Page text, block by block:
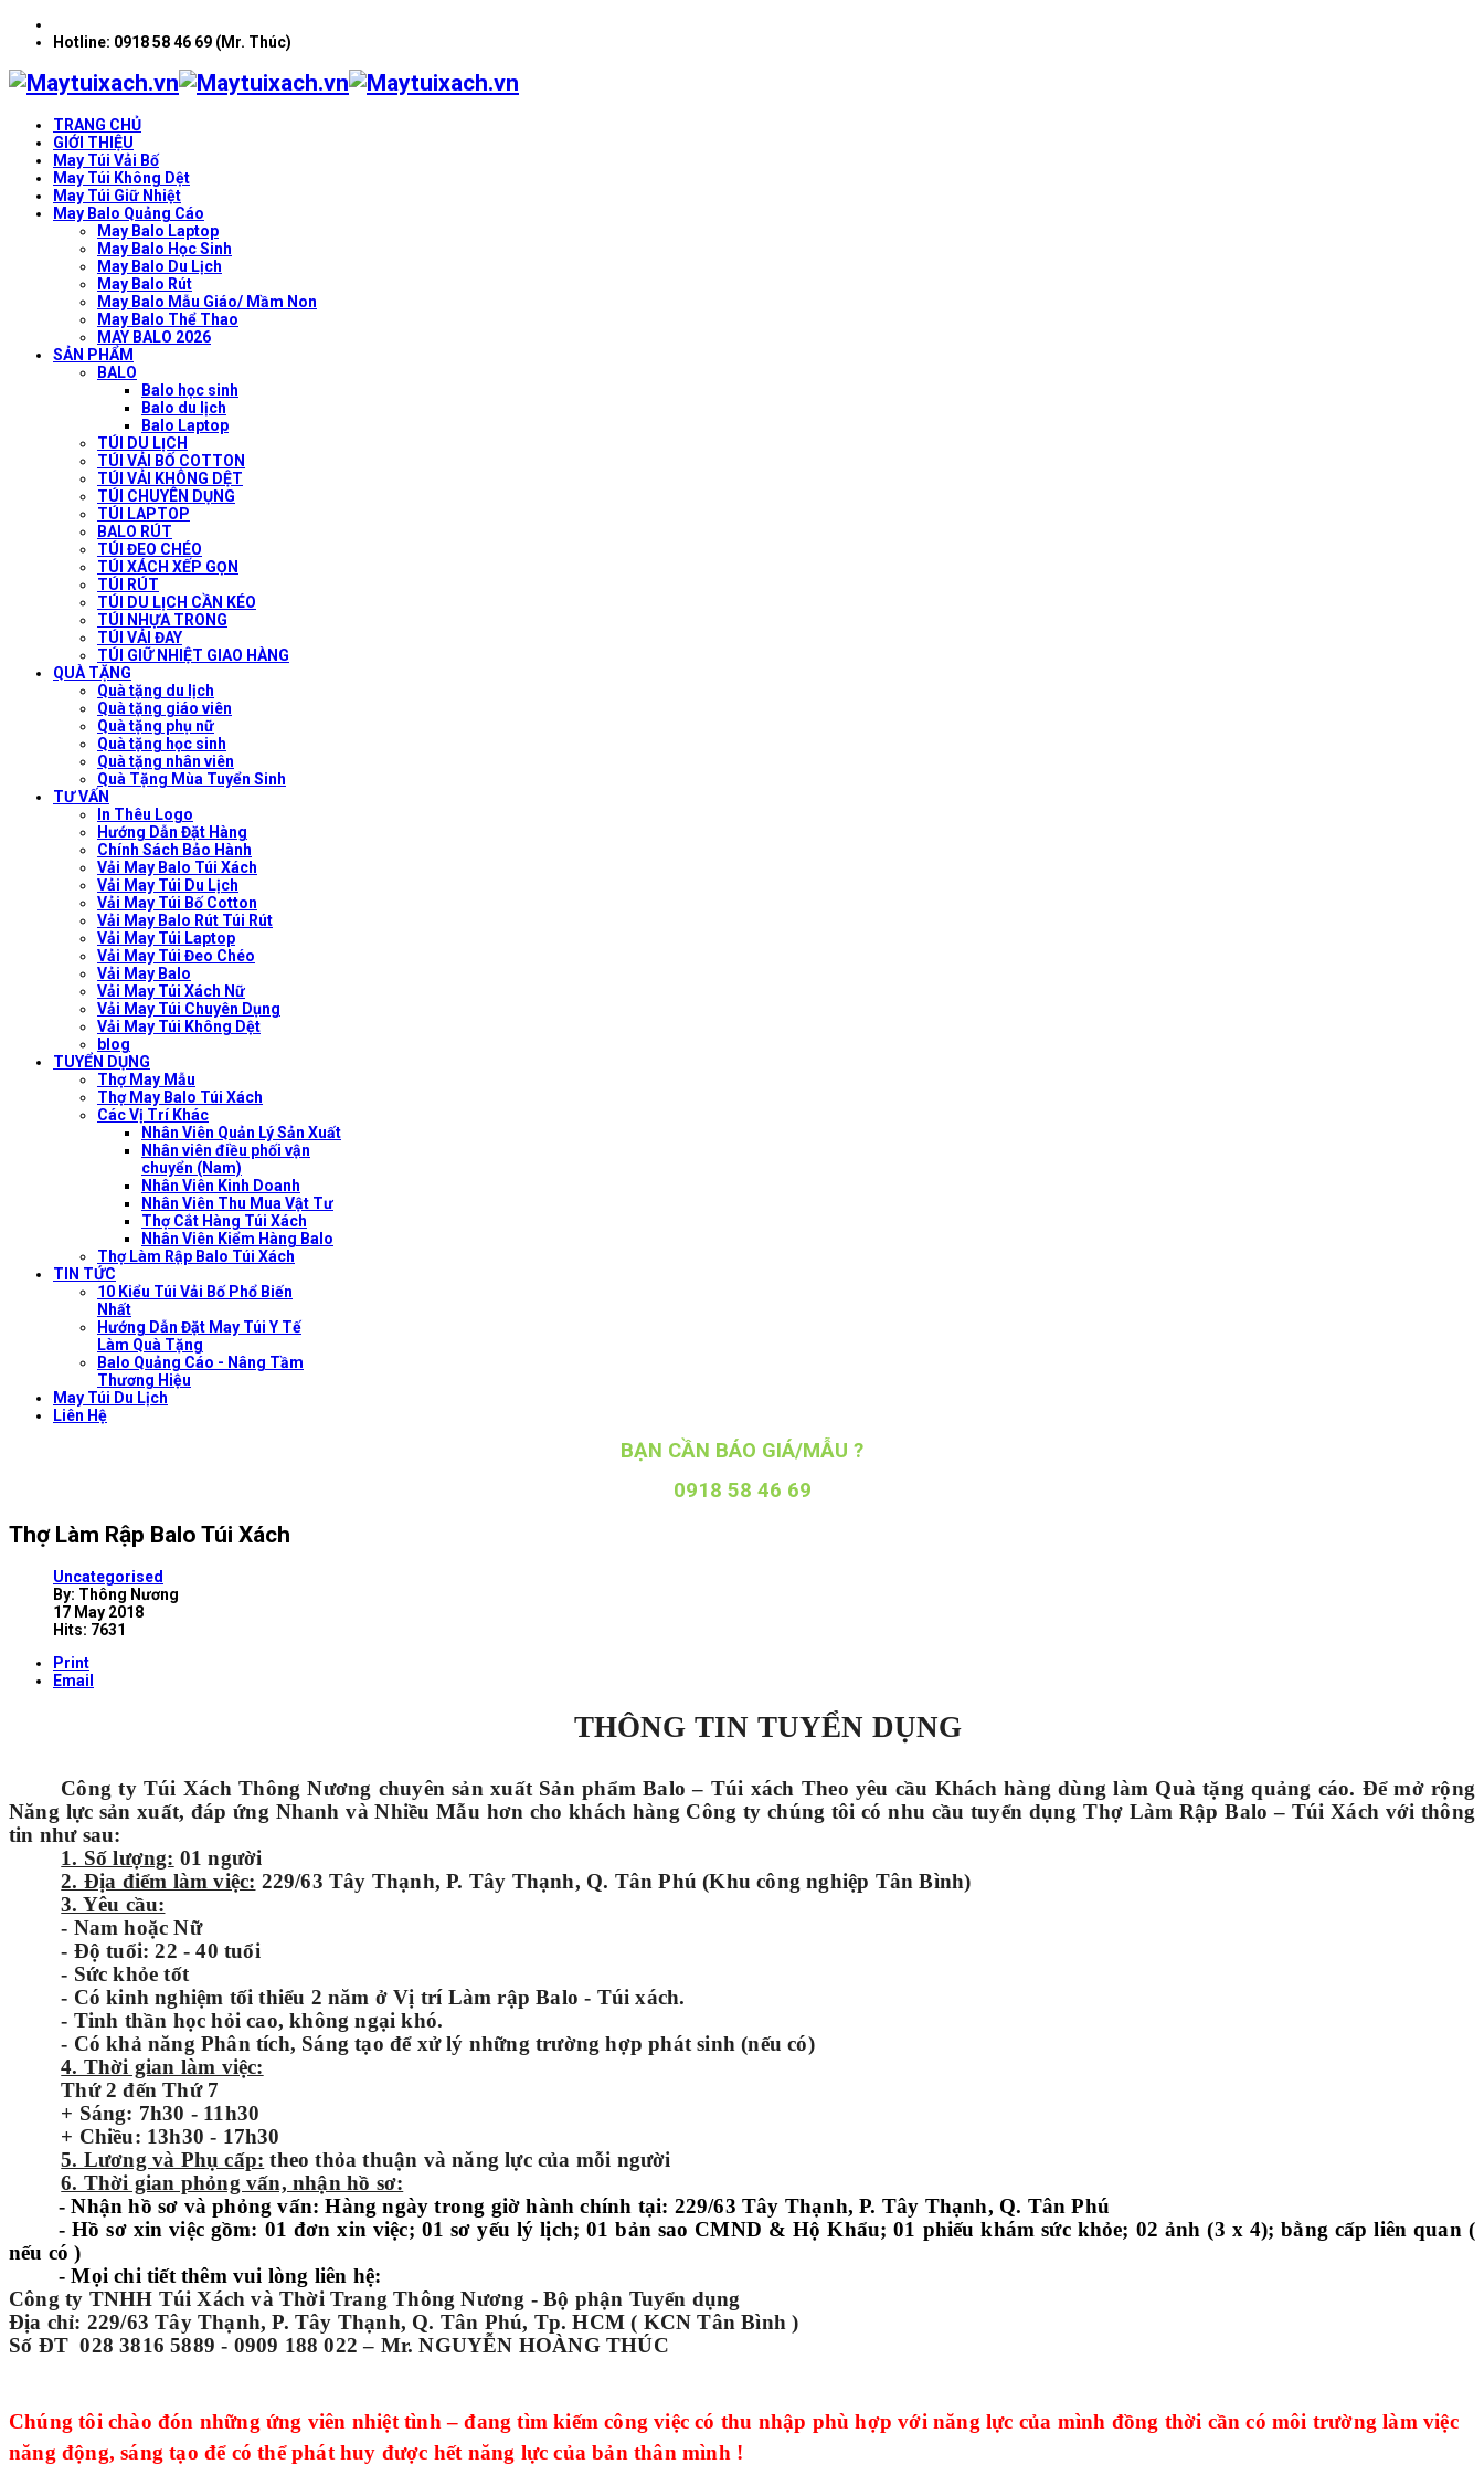
Hotline: 0918 58 46 69 (Mr. Thúc)
TRANG CHỦ
GIỚI THIỆU
May Túi Vải Bố
May Túi Không Dệt
May Túi Giữ Nhiệt
May Balo Quảng Cáo
May Balo Laptop
May Balo Học Sinh
May Balo Du Lịch
May Balo Rút
May Balo Mẫu Giáo/ Mầm Non
May Balo Thể Thao
MAY BALO 2026
SẢN PHẨM
BALO
Balo học sinh
Balo du lịch
Balo Laptop
TÚI DU LỊCH
TÚI VẢI BỐ COTTON
TÚI VẢI KHÔNG DỆT
TÚI CHUYÊN DỤNG
TÚI LAPTOP
BALO RÚT
TÚI ĐEO CHÉO
TÚI XÁCH XẾP GỌN
TÚI RÚT
TÚI DU LỊCH CẦN KÉO
TÚI NHỰA TRONG
TÚI VẢI ĐAY
TÚI GIỮ NHIỆT GIAO HÀNG
QUÀ TẶNG
Quà tặng du lịch
Quà tặng giáo viên
Quà tặng phụ nữ
Quà tặng học sinh
Quà tặng nhân viên
Quà Tặng Mùa Tuyển Sinh
TƯ VẤN
In Thêu Logo
Hướng Dẫn Đặt Hàng
Chính Sách Bảo Hành
Vải May Balo Túi Xách
Vải May Túi Du Lịch
Vải May Túi Bố Cotton
Vải May Balo Rút Túi Rút
Vải May Túi Laptop
Vải May Túi Đeo Chéo
Vải May Balo
Vải May Túi Xách Nữ
Vải May Túi Chuyên Dụng
Vải May Túi Không Dệt
blog
TUYỂN DỤNG
Thợ May Mẫu
Thợ May Balo Túi Xách
Các Vị Trí Khác
Nhân Viên Quản Lý Sản Xuất
Nhân viên điều phối vận
chuyển (Nam)
Nhân Viên Kinh Doanh
Nhân Viên Thu Mua Vật Tư
Thợ Cắt Hàng Túi Xách
Nhân Viên Kiểm Hàng Balo
Thợ Làm Rập Balo Túi Xách
TIN TỨC
10 Kiểu Túi Vải Bố Phổ Biến
Nhất
Hướng Dẫn Đặt May Túi Y Tế
Làm Quà Tặng
Balo Quảng Cáo - Nâng Tầm
Thương Hiệu
May Túi Du Lịch
Liên Hệ
BẠN CẦN BÁO GIÁ/MẪU ?
0918 58 46 69
Thợ Làm Rập Balo Túi Xách
Uncategorised
By: Thông Nương
17 May 2018
Hits: 7631
Print
Email
THÔNG TIN TUYỂN DỤNG
Công ty Túi Xách Thông Nương chuyên sản xuất Sản phẩm Balo – Túi xách Theo yêu cầu Khách hàng dùng làm Quà tặng quảng cáo. Để mở rộng
Năng lực sản xuất, đáp ứng Nhanh và Nhiều Mẫu hơn cho khách hàng Công ty chúng tôi có nhu cầu tuyển dụng Thợ Làm Rập Balo – Túi Xách với thông
tin như sau:
1. Số lượng: 01 người
2. Địa điểm làm việc: 229/63 Tây Thạnh, P. Tây Thạnh, Q. Tân Phú (Khu công nghiệp Tân Bình)
3. Yêu cầu:
- Nam hoặc Nữ
- Độ tuổi: 22 - 40 tuổi
- Sức khỏe tốt
- Có kinh nghiệm tối thiểu 2 năm ở Vị trí Làm rập Balo - Túi xách.
- Tinh thần học hỏi cao, không ngại khó.
- Có khả năng Phân tích, Sáng tạo để xử lý những trường hợp phát sinh (nếu có)
4. Thời gian làm việc:
Thứ 2 đến Thứ 7
+ Sáng: 7h30 - 11h30
+ Chiều: 13h30 - 17h30
5. Lương và Phụ cấp: theo thỏa thuận và năng lực của mỗi người
6. Thời gian phỏng vấn, nhận hồ sơ:
- Nhận hồ sơ và phỏng vấn: Hàng ngày trong giờ hành chính tại: 229/63 Tây Thạnh, P. Tây Thạnh, Q. Tân Phú
- Hồ sơ xin việc gồm: 01 đơn xin việc; 01 sơ yếu lý lịch; 01 bản sao CMND & Hộ Khẩu; 01 phiếu khám sức khỏe; 02 ảnh (3 x 4); bằng cấp liên quan (
nếu có )
- Mọi chi tiết thêm vui lòng liên hệ:
Công ty TNHH Túi Xách và Thời Trang Thông Nương - Bộ phận Tuyển dụng
Địa chỉ: 229/63 Tây Thạnh, P. Tây Thạnh, Q. Tân Phú, Tp. HCM ( KCN Tân Bình )
Số ĐT 028 3816 5889 - 0909 188 022 – Mr. NGUYỄN HOÀNG THÚC
Chúng tôi chào đón những ứng viên nhiệt tình – đang tìm kiếm công việc có thu nhập phù hợp với năng lực của mình đồng thời cần có môi trường làm việc
năng động, sáng tạo để có thể phát huy được hết năng lực của bản thân mình !